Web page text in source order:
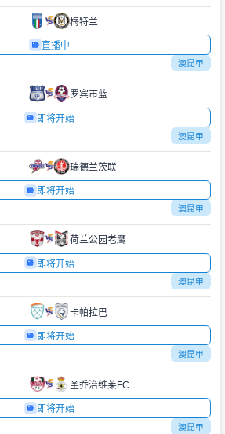
梅特兰
直播中
澳昆甲
罗宾市蓝
即将开始
澳昆甲
瑞德兰茨联
即将开始
澳昆甲
荷兰公园老鹰
即将开始
澳昆甲
卡帕拉巴
即将开始
澳昆甲
圣乔治维莱FC
即将开始
澳昆甲